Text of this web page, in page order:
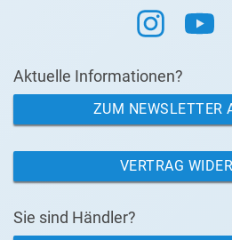
Aktuelle Informationen?
ZUM NEWSLETTER
VERTRAG
Sie sind Händler?